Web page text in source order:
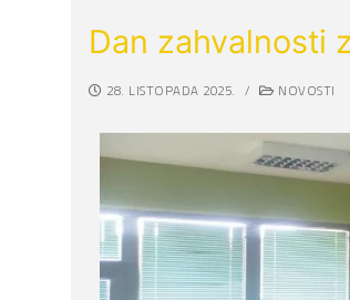
Dan zahvalnosti
28. LISTOPADA 2025. / NOVOSTI